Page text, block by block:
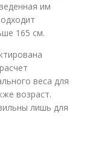
масса
им
165 см.
веса для
возраст.
лишь для